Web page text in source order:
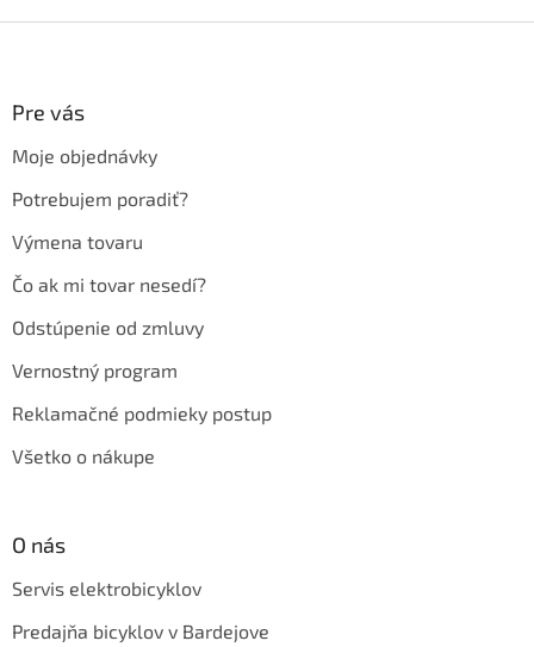
Pre vás
Moje objednávky
Potrebujem poradiť?
Výmena tovaru
Čo ak mi tovar nesedí?
Odstúpenie od zmluvy
Vernostný program
Reklamačné podmieky postup
Všetko o nákupe
O nás
Servis elektrobicyklov
Predajňa bicyklov v Bardejove